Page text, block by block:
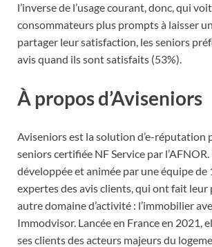
l’inverse de l’usage courant, donc, qui
consommateurs plus prompts à laisser
partager leur satisfaction, les seniors
avis quand ils sont satisfaits (53%).
À propos d’Aviseniors
Aviseniors est la solution d’e-réputation
seniors certifiée NF Service par l’AFNOR.
développée et animée par une équipe de
expertes des avis clients, qui ont fait leur
autre domaine d’activité : l’immobilier
Immodvisor. Lancée en France en 2021,
ses clients des acteurs majeurs du